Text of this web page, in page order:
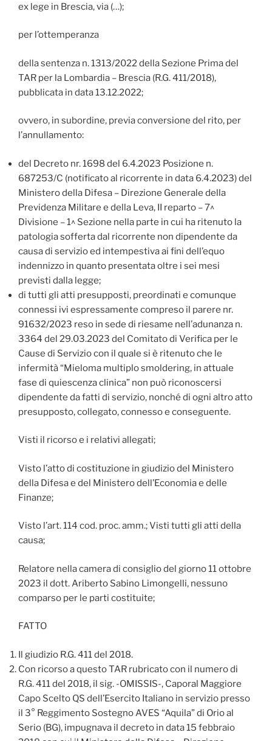
ex lege in Brescia, via (…);
per l’ottemperanza
della sentenza n. 1313/2022 della Sezione Prima del
TAR per la Lombardia – Brescia (R.G. 411/2018),
pubblicata in data 13.12.2022;
ovvero, in subordine, previa conversione del rito, per
l’annullamento:
del Decreto nr. 1698 del 6.4.2023 Posizione n.
687253/C (notificato al ricorrente in data 6.4.2023) del
Ministero della Difesa – Direzione Generale della
Previdenza Militare e della Leva, II reparto – 7^
Divisione – 1^ Sezione nella parte in cui ha ritenuto la
patologia sofferta dal ricorrente non dipendente da
causa di servizio ed intempestiva ai fini dell’equo
indennizzo in quanto presentata oltre i sei mesi
previsti dalla legge;
di tutti gli atti presupposti, preordinati e comunque
connessi ivi espressamente compreso il parere nr.
91632/2023 reso in sede di riesame nell’adunanza n.
3364 del 29.03.2023 del Comitato di Verifica per le
Cause di Servizio con il quale si è ritenuto che le
infermità “Mieloma multiplo smoldering, in attuale
fase di quiescenza clinica” non può riconoscersi
dipendente da fatti di servizio, nonché di ogni altro atto
presupposto, collegato, connesso e conseguente.
Visti il ricorso e i relativi allegati;
Visto l’atto di costituzione in giudizio del Ministero
della Difesa e del Ministero dell’Economia e delle
Finanze;
Visto l’art. 114 cod. proc. amm.; Visti tutti gli atti della
causa;
Relatore nella camera di consiglio del giorno 11 ottobre
2023 il dott. Ariberto Sabino Limongelli, nessuno
comparso per le parti costituite;
FATTO
Il giudizio R.G. 411 del 2018.
Con ricorso a questo TAR rubricato con il numero di
R.G. 411 del 2018, il sig. -OMISSIS-, Caporal Maggiore
Capo Scelto QS dell’Esercito Italiano in servizio presso
il 3° Reggimento Sostegno AVES “Aquila” di Orio al
Serio (BG), impugnava il decreto in data 15 febbraio